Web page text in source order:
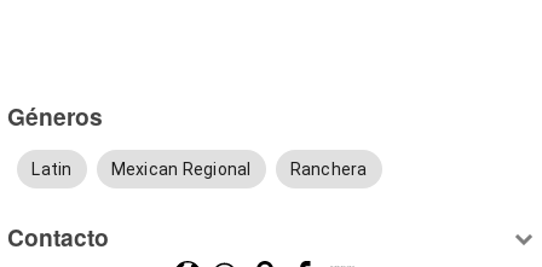
Géneros
Latin Mexican Regional Ranchera
Contacto